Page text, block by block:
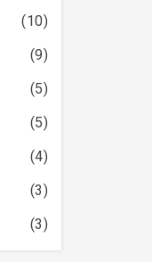
(10)
(9)
(5)
(5)
(4)
(3)
(3)